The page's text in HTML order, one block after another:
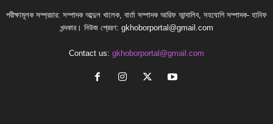
পরীক্ষামূলক সম্প্রচার: সম্পাদক আব্দুল খালেক, বার্তা সম্পাদক আরিফ আন্দালিব, সহযোগি সম্পাদক- হানিফ
খন্দকার। নিউজ প্রেরণ: gkhoborportal@gmail.com
Contact us: gkhoborportal@gmail.com